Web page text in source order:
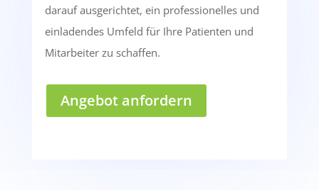
darauf ausgerichtet, ein professionelles und
einladendes Umfeld für Ihre Patienten und
Mitarbeiter zu schaffen.
Angebot anfordern